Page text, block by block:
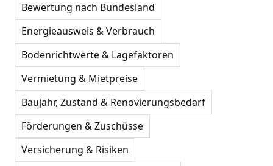
Bewertung nach Bundesland
Energieausweis & Verbrauch
Bodenrichtwerte & Lagefaktoren
Vermietung & Mietpreise
Baujahr, Zustand & Renovierungsbedarf
Förderungen & Zuschüsse
Versicherung & Risiken